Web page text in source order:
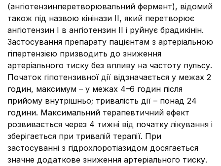
(ангіотензинперетворювальний фермент), відомий
також під назвою кінінази ІІ, який перетворює
ангіотензин І в ангіотензин ІІ і руйнує брадикінін.
Застосування препарату пацієнтам з артеріальною
гіпертензією призводить до зниження
артеріального тиску без впливу на частоту пульсу.
Початок гіпотензивної дії відзначається у межах 2
годин, максимум – у межах 4–6 годин після
прийому внутрішньо; тривалість дії – понад 24
години. Максимальний терапевтичний ефект
розвивається через 4 тижні від початку лікування і
зберігається при тривалій терапії. При
застосуванні з гідрохлоротіазидом досягається
значне додаткове зниження артеріального тиску.